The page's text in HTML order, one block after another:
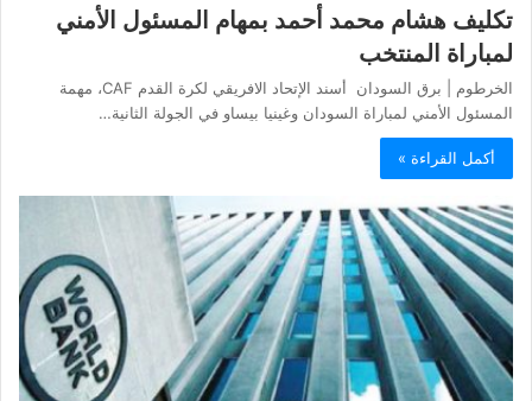
تكليف هشام محمد أحمد بمهام المسئول الأمني
لمباراة المنتخب
الخرطوم | برق السودان أسند الإتحاد الافريقي لكرة القدم CAF، مهمة
المسئول الأمني لمباراة السودان وغينيا بيساو في الجولة الثانية…
أكمل القراءة »